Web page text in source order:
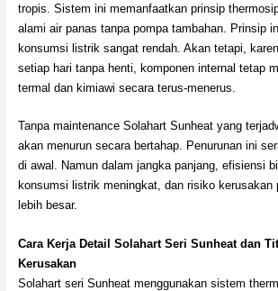
tropis. Sistem ini memanfaatkan prinsip
alami air panas tanpa pompa tambahan. Prinsip
konsumsi listrik sangat rendah. Akan tetapi,
setiap hari tanpa henti, komponen internal tetap
termal dan kimiawi secara terus-menerus.
Tanpa maintenance Solahart Sunheat yang
akan menurun secara bertahap. Penurunan ini
di awal. Namun dalam jangka panjang, efisiensi
konsumsi listrik meningkat, dan risiko kerusakan
lebih besar.
Cara Kerja Detail Solahart Seri Sunheat dan
Kerusakan
Solahart seri Sunheat menggunakan sistem